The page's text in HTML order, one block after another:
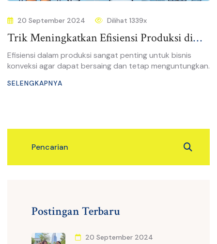
20 September 2024 Dilihat 1339x
Trik Meningkatkan Efisiensi Produksi di
Bisnis Konveksi
Efisiensi dalam produksi sangat penting untuk bisnis
konveksi agar dapat bersaing dan tetap menguntungkan.
SELENGKAPNYA
Postingan Terbaru
20 September 2024